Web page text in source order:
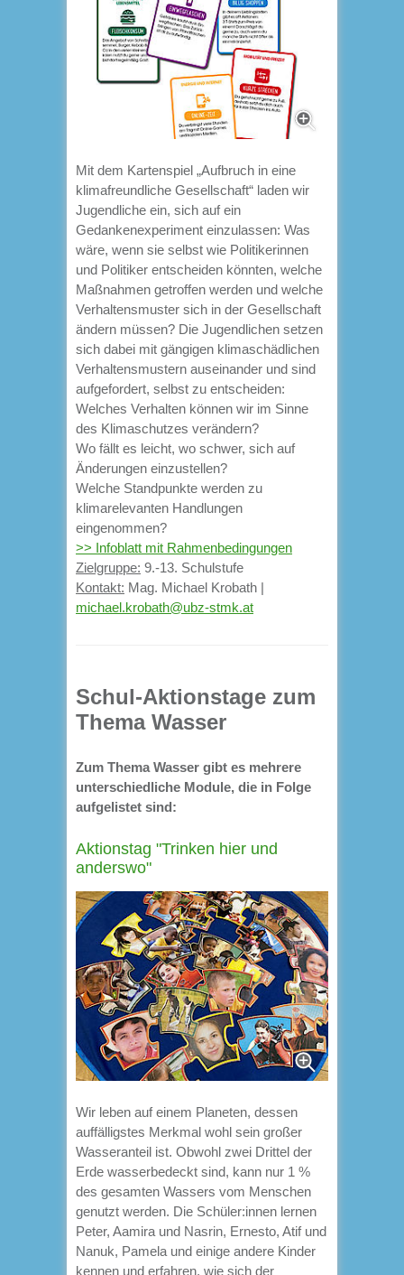
Mit dem Kartenspiel „Aufbruch in eine
klimafreundliche Gesellschaft“ laden wir
Jugendliche ein, sich auf ein
Gedankenexperiment einzulassen: Was
wäre, wenn sie selbst wie Politikerinnen
und Politiker entscheiden könnten, welche
Maßnahmen getroffen werden und welche
Verhaltensmuster sich in der Gesellschaft
ändern müssen? Die Jugendlichen setzen
sich dabei mit gängigen klimaschädlichen
Verhaltensmustern auseinander und sind
aufgefordert, selbst zu entscheiden:
Welches Verhalten können wir im Sinne
des Klimaschutzes verändern?
Wo fällt es leicht, wo schwer, sich auf
Änderungen einzustellen?
Welche Standpunkte werden zu
klimarelevanten Handlungen
eingenommen?
>> Infoblatt mit Rahmenbedingungen
Zielgruppe: 9.-13. Schulstufe
Kontakt: Mag. Michael Krobath |
michael.krobath@ubz-stmk.at
Schul-Aktionstage zum
Thema Wasser
Zum Thema Wasser gibt es mehrere
unterschiedliche Module, die in Folge
aufgelistet sind:
Aktionstag "Trinken hier und
anderswo"
Wir leben auf einem Planeten, dessen
auffälligstes Merkmal wohl sein großer
Wasseranteil ist. Obwohl zwei Drittel der
Erde wasserbedeckt sind, kann nur 1 %
des gesamten Wassers vom Menschen
genutzt werden. Die Schüler:innen lernen
Peter, Aamira und Nasrin, Ernesto, Atif und
Nanuk, Pamela und einige andere Kinder
kennen und erfahren, wie sich der